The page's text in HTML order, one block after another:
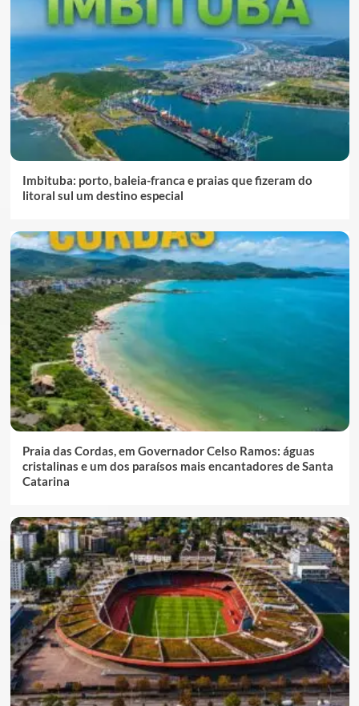
Imbituba: porto, baleia-franca e praias que fizeram do
litoral sul um destino especial
Praia das Cordas, em Governador Celso Ramos: águas
cristalinas e um dos paraísos mais encantadores de Santa
Catarina